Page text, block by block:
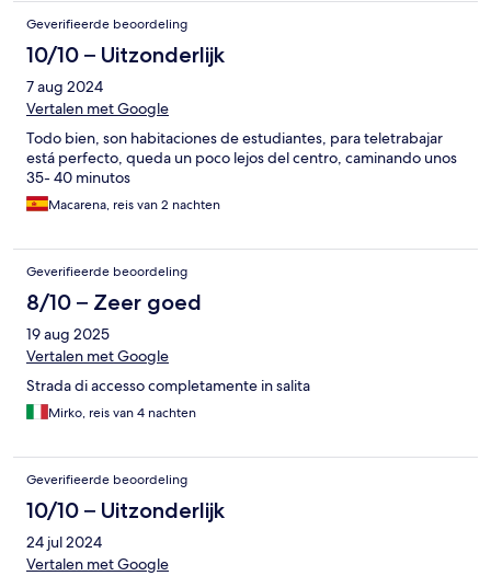
Geverifieerde beoordeling
10/10 – Uitzonderlijk
7 aug 2024
Vertalen met Google
Todo bien, son habitaciones de estudiantes, para teletrabajar
está perfecto, queda un poco lejos del centro, caminando unos
35- 40 minutos
Macarena, reis van 2 nachten
Geverifieerde beoordeling
8/10 – Zeer goed
19 aug 2025
Vertalen met Google
Strada di accesso completamente in salita
Mirko, reis van 4 nachten
Geverifieerde beoordeling
10/10 – Uitzonderlijk
24 jul 2024
Vertalen met Google